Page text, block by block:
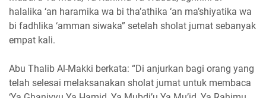
halalika ‘an haramika wa bi tha’athika ‘an ma’shiyatika wa
bi fadhlika ‘amman siwaka” setelah sholat jumat sebanyak
empat kali.
Abu Thalib Al-Makki berkata: “Di anjurkan bagi orang yang
telah selesai melaksanakan sholat jumat untuk membaca